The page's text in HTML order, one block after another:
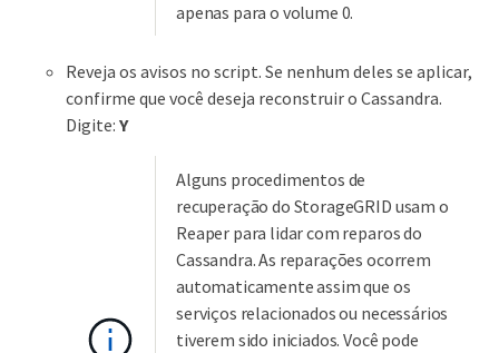
apenas para o volume 0.
Reveja os avisos no script. Se nenhum deles se aplicar,
confirme que você deseja reconstruir o Cassandra.
Digite: Y
Alguns procedimentos de
recuperação do StorageGRID usam o
Reaper para lidar com reparos do
Cassandra. As reparações ocorrem
automaticamente assim que os
serviços relacionados ou necessários
tiverem sido iniciados. Você pode